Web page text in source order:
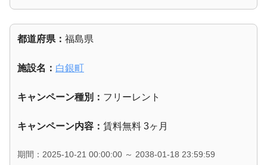
都道府県： 福島県
施設名： 白銀町
キャンペーン種別： フリーレント
キャンペーン内容： 賃料無料 3ヶ月
期間：2025-10-21 00:00:00 ～ 2038-01-18 23:59:59